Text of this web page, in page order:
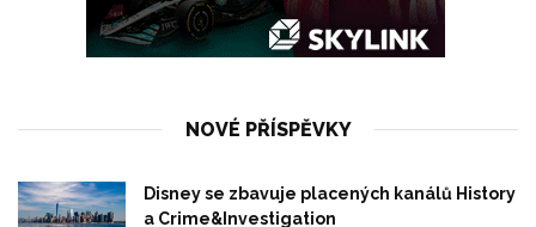
NOVÉ PŘÍSPĚVKY
Disney se zbavuje placených kanálů History
a Crime&Investigation